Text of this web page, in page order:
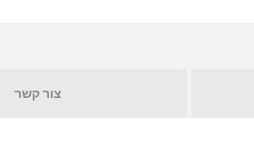
צור קשר